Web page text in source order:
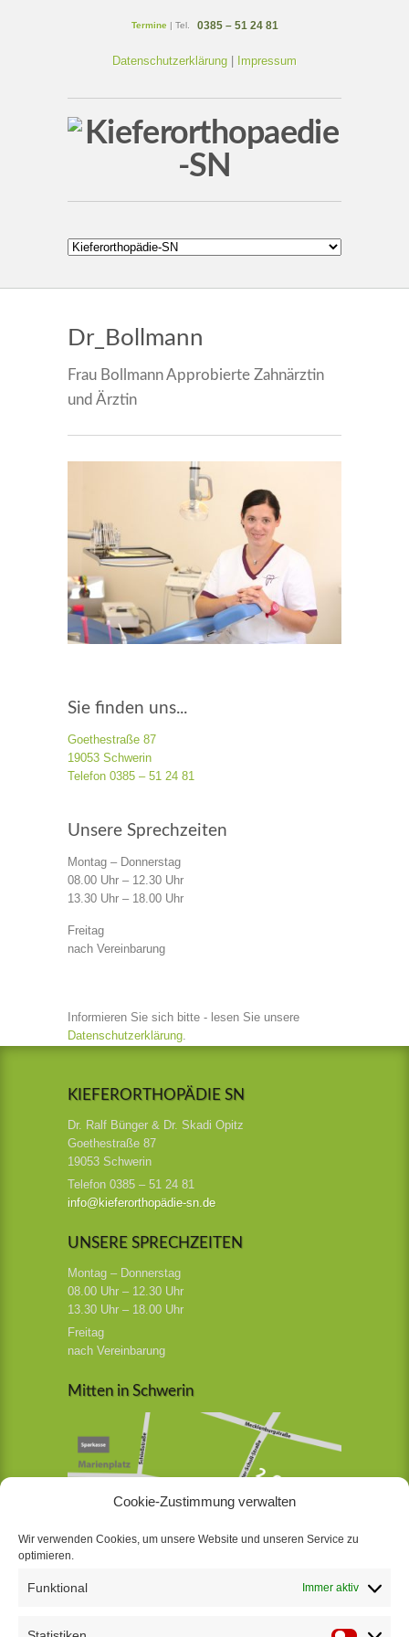
Cookie-Zustimmung verwalten
Wir verwenden Cookies, um unsere Website und unseren Service zu
optimieren.
Funktional Immer aktiv
Termine| Tel. 0385 – 51 24 81
Datenschutzerklärung Impressum
Dr_Bollmann
Frau Bollmann Approbierte Zahnärztin
und Ärztin
Sie finden uns...
Goethestraße 87
19053 Schwerin
Telefon 0385 – 51 24 81
Unsere Sprechzeiten
Montag – Donnerstag
08.00 Uhr – 12.30 Uhr
13.30 Uhr – 18.00 Uhr
Freitag
nach Vereinbarung
Informieren Sie sich bitte - lesen Sie unsere
Datenschutzerklärung.
KIEFERORTHOPÄDIE SN
Dr. Ralf Bünger & Dr. Skadi Opitz
Goethestraße 87
19053 Schwerin
Telefon 0385 – 51 24 81
info@kieferorthopädie-sn.de
UNSERE SPRECHZEITEN
Montag – Donnerstag
08.00 Uhr – 12.30 Uhr
13.30 Uhr – 18.00 Uhr
Freitag
nach Vereinbarung
Mitten in Schwerin